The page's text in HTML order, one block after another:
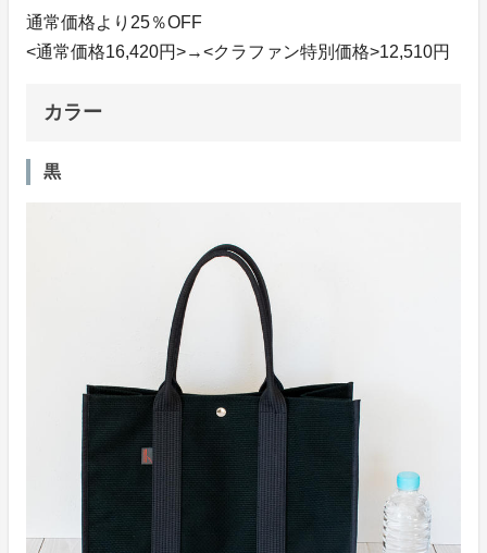
通常価格より25％OFF
<通常価格16,420円>→<クラファン特別価格>12,510円
カラー
黒